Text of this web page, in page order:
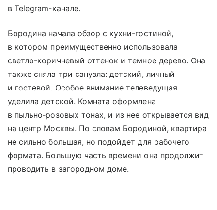
в Telegram-канале.
Бородина начала обзор с кухни-гостиной,
в котором преимущественно использовала
светло-коричневый оттенок и темное дерево. Она
также сняла три санузла: детский, личный
и гостевой. Особое внимание телеведущая
уделила детской. Комната оформлена
в пыльно‑розовых тонах, и из нее открывается вид
на центр Москвы. По словам Бородиной, квартира
не сильно большая, но подойдет для рабочего
формата. Большую часть времени она продолжит
проводить в загородном доме.